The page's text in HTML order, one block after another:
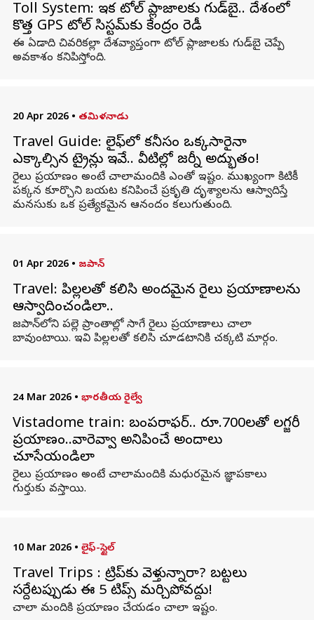
Toll System: ఇక టోల్ ప్లాజాలకు గుడ్‌బై.. దేశంలో
కొత్త GPS టోల్ సిస్టమ్‌కు కేంద్రం రెడీ
ఈ ఏడాది చివరికల్లా దేశవ్యాప్తంగా టోల్ ప్లాజాలకు గుడ్‌బై చెప్పే
అవకాశం కనిపిస్తోంది.
20 Apr 2026 • తమిళనాడు
Travel Guide: లైఫ్‌లో కనీసం ఒక్కసారైనా
ఎక్కాల్సిన ట్రైన్లు ఇవే.. వీటిల్లో జర్నీ అద్భుతం!
రైలు ప్రయాణం అంటే చాలామందికి ఎంతో ఇష్టం. ముఖ్యంగా కిటికీ
పక్కన కూర్చొని బయట కనిపించే ప్రకృతి దృశ్యాలను ఆస్వాదిస్తే
మనసుకు ఒక ప్రత్యేకమైన ఆనందం కలుగుతుంది.
01 Apr 2026 • జపాన్
Travel: పిల్లలతో కలిసి అందమైన రైలు ప్రయాణాలను
ఆస్వాదించండిలా..
జపాన్‌లోని పల్లె ప్రాంతాల్లో సాగే రైలు ప్రయాణాలు చాలా
బావుంటాయి. ఇవి పిల్లలతో కలిసి చూడటానికి చక్కటి మార్గం.
24 Mar 2026 • భారతీయ రైల్వే
Vistadome train: బంపరాఫర్.. రూ.700లతో లగ్జరీ
ప్రయాణం..వారెవ్వా అనిపించే అందాలు
చూసేయండిలా
రైలు ప్రయాణం అంటే చాలామందికి మధురమైన జ్ఞాపకాలు
గుర్తుకు వస్తాయి.
10 Mar 2026 • లైఫ్-స్టైల్
Travel Trips : ట్రిప్‌కు వెళ్తున్నారా? బట్టలు
సర్దేటప్పుడు ఈ 5 టిప్స్ మర్చిపోవద్దు!
చాలా మందికి ప్రయాణం చేయడం చాలా ఇష్టం.